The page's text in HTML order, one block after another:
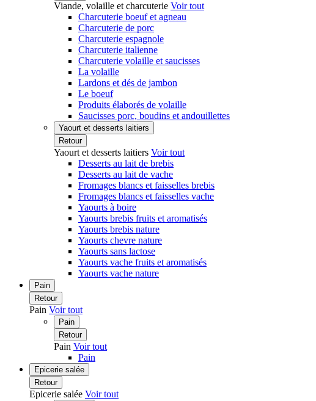
Viande, volaille et charcuterie Voir tout
Charcuterie boeuf et agneau
Charcuterie de porc
Charcuterie espagnole
Charcuterie italienne
Charcuterie volaille et saucisses
La volaille
Lardons et dés de jambon
Le boeuf
Produits élaborés de volaille
Saucisses porc, boudins et andouillettes
Yaourt et desserts laitiers
Retour
Yaourt et desserts laitiers Voir tout
Desserts au lait de brebis
Desserts au lait de vache
Fromages blancs et faisselles brebis
Fromages blancs et faisselles vache
Yaourts à boire
Yaourts brebis fruits et aromatisés
Yaourts brebis nature
Yaourts chevre nature
Yaourts sans lactose
Yaourts vache fruits et aromatisés
Yaourts vache nature
Pain
Retour
Pain Voir tout
Pain
Retour
Pain Voir tout
Pain
Epicerie salée
Retour
Epicerie salée Voir tout